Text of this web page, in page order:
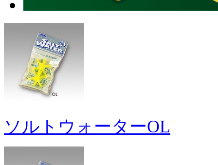
ソルトウォーターOL